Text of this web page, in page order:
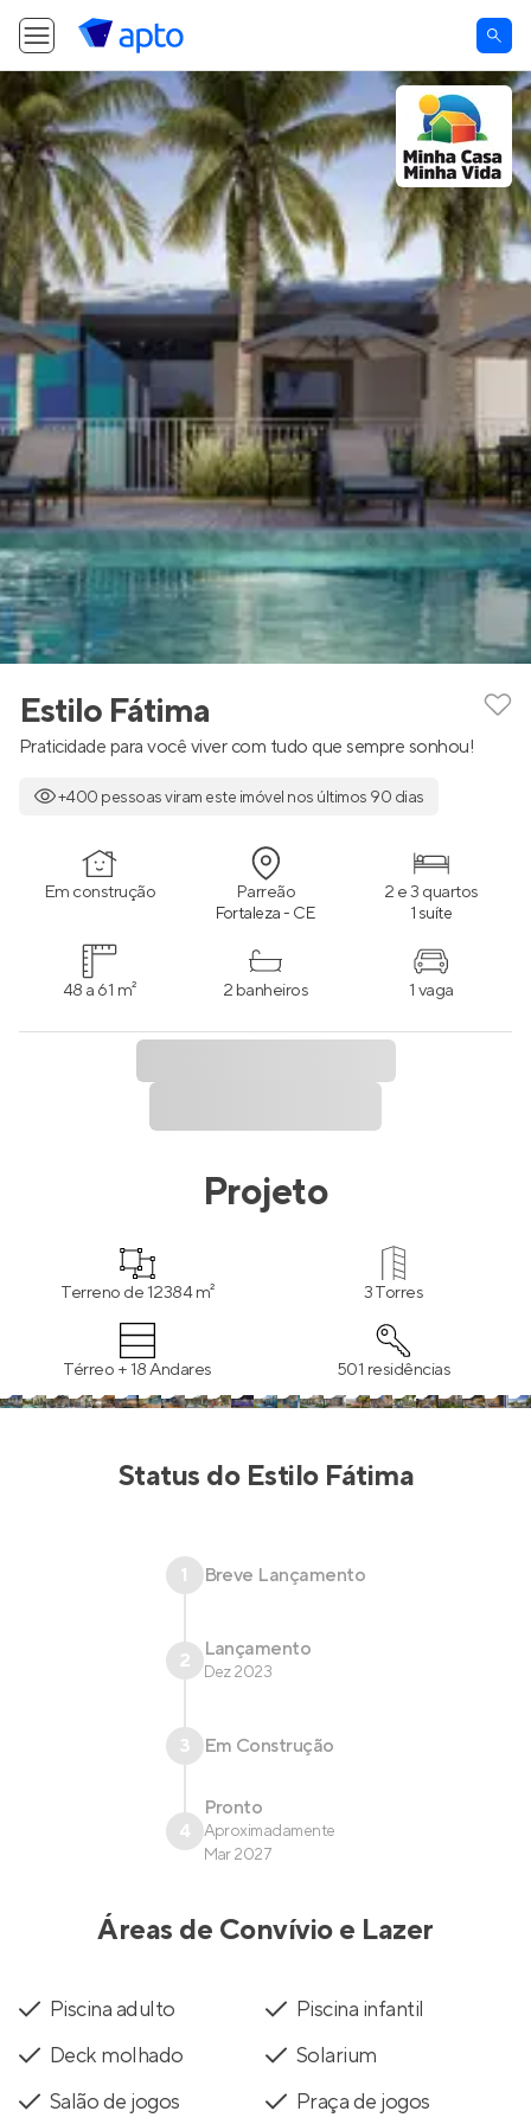
Estilo Fátima
Praticidade para você viver com tudo que sempre sonhou!
+400 pessoas viram este imóvel nos últimos 90 dias
Em construção Parreão
Fortaleza - CE
2 e 3 quartos
1 suíte
48 a 61 m² 2 banheiros 1 vaga
Projeto
Terreno de 12384 m² 3 Torres
Térreo + 18 Andares 501 residências
Status do Estilo Fátima
1 Breve Lançamento
2 Lançamento
Dez 2023
3 Em Construção
4
Pronto
Aproximadamente
Mar 2027
Áreas de Convívio e Lazer
Piscina adulto
Piscina infantil
Deck molhado
Solarium
Salão de jogos
Praça de jogos